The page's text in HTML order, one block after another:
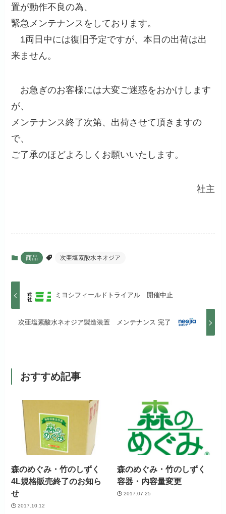
置が動作不良の為、
緊急メンテナンスをしております。
1両日中には復旧予定ですが、本日の出荷は出
来ません。
お急ぎのお客様には大変ご迷惑をおかけします
が、
メンテナンス終了次第、出荷させて頂きますの
で、
ご了承のほどよろしくお願いいたします。
社主
商品 次亜塩素酸水ネオジア
ミヨシフィールドトライアル 開催中止
次亜塩素酸水ネオジア製造装置 メンテナンス 完了
おすすめ記事
森のめぐみ・竹のしずく
4L規格販売終了のお知ら
せ
2017.10.12
森のめぐみ・竹のしずく
容器・内容量変更
2017.07.25